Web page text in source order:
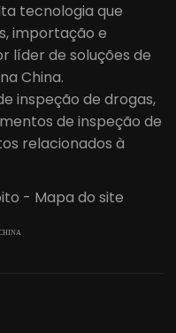
tecnologia que
importação e
líder de soluções de
China.
inspeção de drogas,
de inspeção de
relacionados à
- Mapa do site